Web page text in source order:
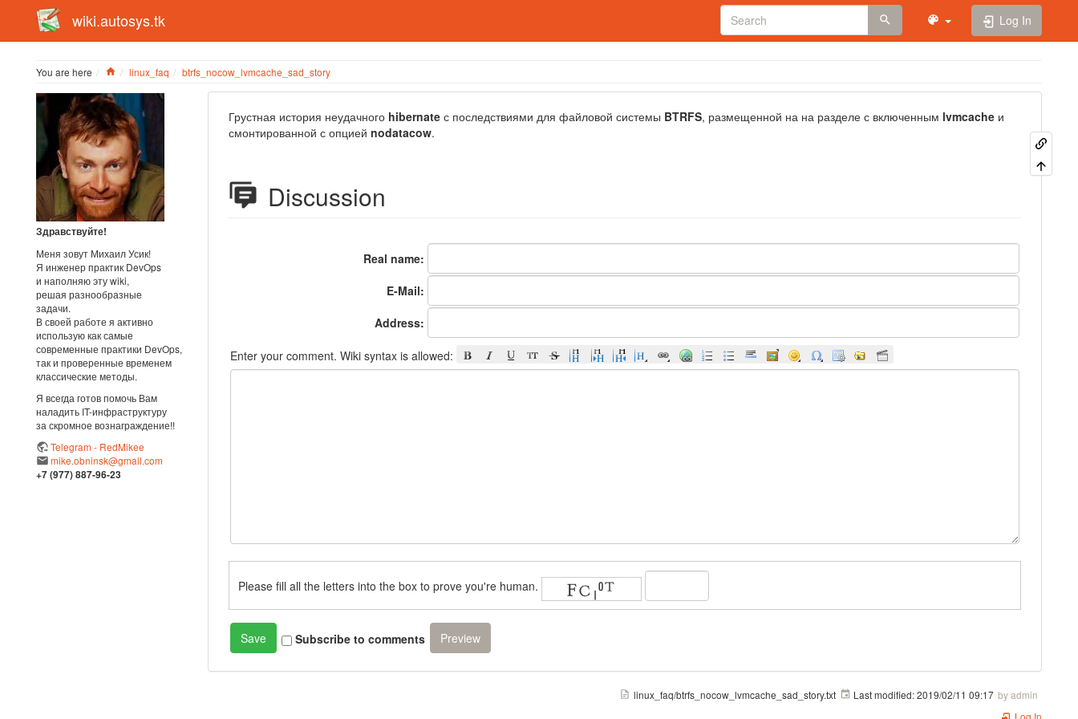
wiki.autosys.tk Log In
You are here Home
linux_faq btrfs_nocow_lvmcache_sad_story
Здравствуйте!
Меня зовут Михаил Усик!
Я инженер практик DevOps
и наполняю эту wiki,
решая разнообразные
задачи.
В своей работе я активно
использую как самые
современные практики DevOps,
так и проверенные временем
классические методы.
Я всегда готов помочь Вам
наладить IT-инфраструктуру
за скромное вознаграждение!!
Telegram - RedMikee
mike.obninsk@gmail.com
+7 (977) 887-96-23
Грустная история неудачного hibernate с последствиями для файловой системы BTRFS, размещенной на на разделе с включенным lvmcache и
смонтированной с опцией nodatacow.
Discussion
Real name:
E-Mail:
Address:
Enter your comment. Wiki syntax is allowed:
Please fill all the letters into the box to prove you're human.
Subscribe to comments
linux_faq/btrfs_nocow_lvmcache_sad_story.txt Last modified:2019/02/11 09:17 byadmin